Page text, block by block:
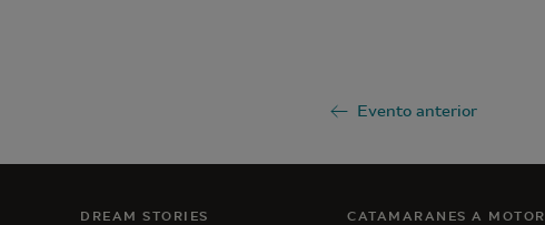
Evento anterior
DREAM STORIES CATAMARANES A MOTOR